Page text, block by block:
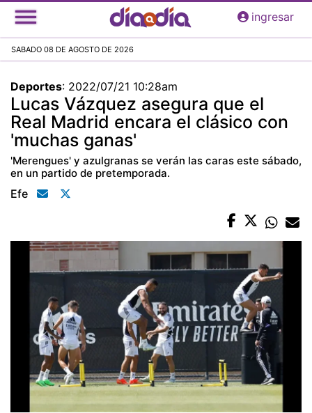
Pasar
al
principal
ingresar
SABADO 08 DE AGOSTO DE 2026
Deportes: 2022/07/21 10:28am
Lucas Vázquez asegura que el
Real Madrid encara el clásico con
'muchas ganas'
'Merengues' y azulgranas se verán las caras este sábado,
en un partido de pretemporada.
Efe